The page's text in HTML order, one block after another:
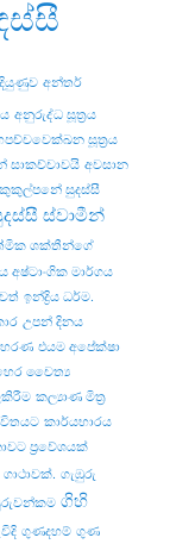
අන්තර්
අනුරුද්ධ සූත්‍රය
සූත්‍රය
සාකච්චාවයි අවසාන
සුදස්සී
ස්වාමීන්
ශක්තීන්ගේ
අෂ්ටාංගික මාර්ගය
ඉන්ද්‍රිය ධර්ම.
උපන් දිනය
එයම අපේක්ෂා
චෛත්‍ය
කල්‍යාණ මිත්‍ර
කාර්යභාරය
ප්‍රවේශයක්
ගාථාවක්. ගැඹුරු
ගිහි
ගුණදහම් ගුණ